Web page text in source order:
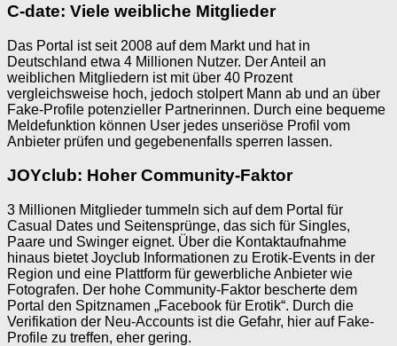
C-date: Viele weibliche Mitglieder
Das Portal ist seit 2008 auf dem Markt und hat in
Deutschland etwa 4 Millionen Nutzer. Der Anteil an
weiblichen Mitgliedern ist mit über 40 Prozent
vergleichsweise hoch, jedoch stolpert Mann ab und an über
Fake-Profile potenzieller Partnerinnen. Durch eine bequeme
Meldefunktion können User jedes unseriöse Profil vom
Anbieter prüfen und gegebenenfalls sperren lassen.
JOYclub: Hoher Community-Faktor
3 Millionen Mitglieder tummeln sich auf dem Portal für
Casual Dates und Seitensprünge, das sich für Singles,
Paare und Swinger eignet. Über die Kontaktaufnahme
hinaus bietet Joyclub Informationen zu Erotik-Events in der
Region und eine Plattform für gewerbliche Anbieter wie
Fotografen. Der hohe Community-Faktor bescherte dem
Portal den Spitznamen „Facebook für Erotik“. Durch die
Verifikation der Neu-Accounts ist die Gefahr, hier auf Fake-
Profile zu treffen, eher gering.